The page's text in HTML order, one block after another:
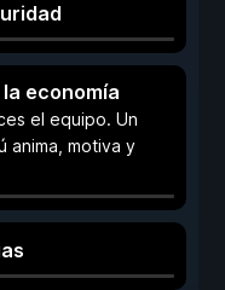
economía
el equipo. Un
anima, motiva y